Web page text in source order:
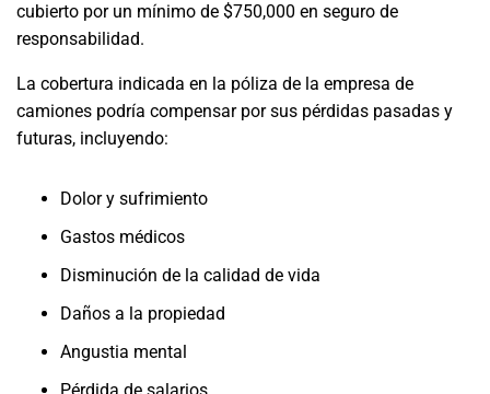
cubierto por un mínimo de $750,000 en seguro de
responsabilidad.
La cobertura indicada en la póliza de la empresa de
camiones podría compensar por sus pérdidas pasadas y
futuras, incluyendo:
Dolor y sufrimiento
Gastos médicos
Disminución de la calidad de vida
Daños a la propiedad
Angustia mental